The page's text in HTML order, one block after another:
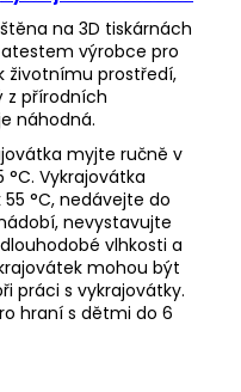
na 3D tiskárnách
atestem výrobce pro
životnímu prostředí,
z přírodních
náhodná.
myjte ručně v
°C. Vykrajovátka
°C, nedávejte do
nevystavujte
vlhkosti a
mohou být
práci s vykrajovátky.
hraní s dětmi do 6